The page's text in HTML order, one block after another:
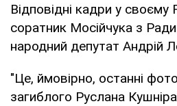
Відповідні кадри у
соратник Мосійчука з
народний депутат Андрій
"Це, ймовірно, останні
загиблого Руслана